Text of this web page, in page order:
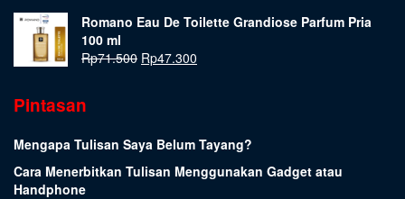
Romano Eau De Toilette Grandiose Parfum Pria
100 ml
Rp71.500 Rp47.300
Pintasan
Mengapa Tulisan Saya Belum Tayang?
Cara Menerbitkan Tulisan Menggunakan Gadget atau
Handphone